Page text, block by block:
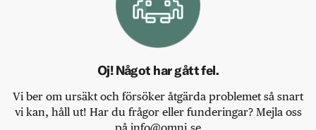
Oj! Något har gått fel.
Vi ber om ursäkt och försöker åtgärda problemet så snart
vi kan, håll ut! Har du frågor eller funderingar? Mejla oss